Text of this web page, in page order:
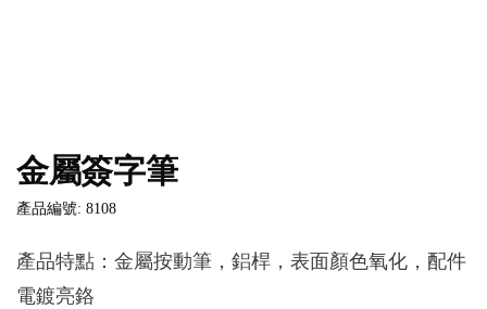
金屬簽字筆
產品編號: 8108
產品特點：金屬按動筆，鋁桿，表面顏色氧化，配件
電鍍亮鉻